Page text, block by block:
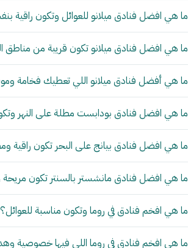
ما هي افضل فنادق ميلانو للعوائل وتكون راقية
ما هي افضل فنادق ميلانو تكون قريبة من مناطق
ما هي أفضل فنادق ميلانو اللي تعطيك فخامة
ما هي افضل فنادق بودابست مطلة على النهر
ما هي افضل فنادق بيانج على البحر تكون راقية
ما هي افضل فنادق مانشستر بالسنتر تكون
ما هي افخم فنادق في روما وتكون مناسبة للعوائل؟
ما هي افخم فنادق في روما اللي فيها خصوصية